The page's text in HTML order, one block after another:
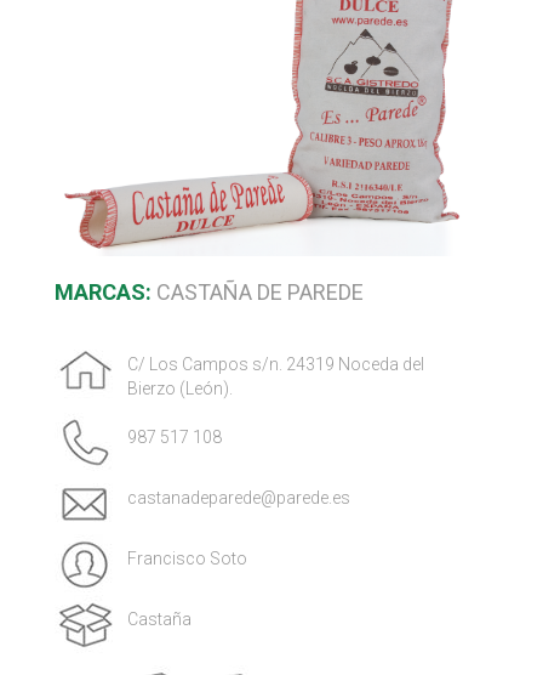
MARCAS: CASTAÑA DE PAREDE
C/ Los Campos s/n. 24319 Noceda del
Bierzo (León).
987 517 108
castanadeparede@parede.es
Francisco Soto
Castaña